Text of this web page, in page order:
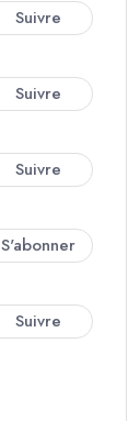
Suivre
Suivre
Suivre
S'abonner
Suivre